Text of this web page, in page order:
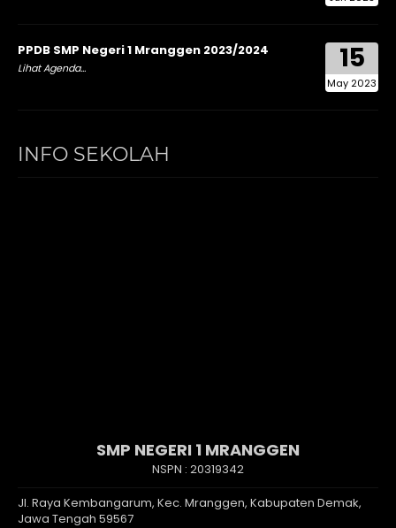
15
May 2023
PPDB SMP Negeri 1 Mranggen 2023/2024
Lihat Agenda...
INFO SEKOLAH
SMP NEGERI 1 MRANGGEN
NSPN : 20319342
Jl. Raya Kembangarum, Kec. Mranggen, Kabupaten Demak,
Jawa Tengah 59567